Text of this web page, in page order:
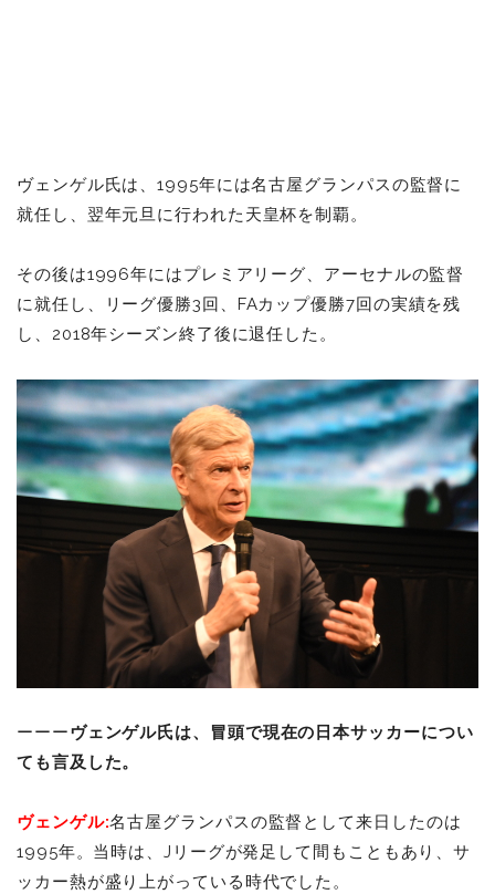
ヴェンゲル氏は、1995年には名古屋グランパスの監督に
就任し、翌年元旦に行われた天皇杯を制覇。
その後は1996年にはプレミアリーグ、アーセナルの監督
に就任し、リーグ優勝3回、FAカップ優勝7回の実績を残
し、2018年シーズン終了後に退任した。
ーーーヴェンゲル氏は、冒頭で現在の日本サッカーについ
ても言及した。
ヴェンゲル:名古屋グランパスの監督として来日したのは
1995年。当時は、Jリーグが発足して間もこともあり、サ
ッカー熱が盛り上がっている時代でした。